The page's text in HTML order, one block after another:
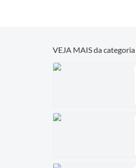
VEJA MAIS da categoria